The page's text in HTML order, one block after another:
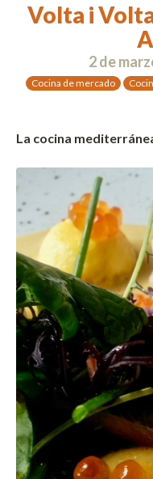
Volta i
2 de
Cocina de mercado
La cocina